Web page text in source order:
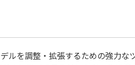
ルを調整・拡張するための強力な